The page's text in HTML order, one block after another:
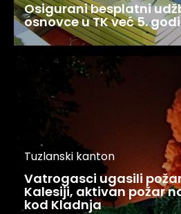
Osigurani besplatni
osnovce u TK već 5.
Tuzlanski kanton
Vatrogasci ugasili
Kalesiji, aktivan požar
kod Kladnja